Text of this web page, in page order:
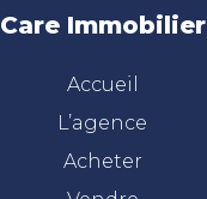
Care Immobilier
Accueil
L’agence
Acheter